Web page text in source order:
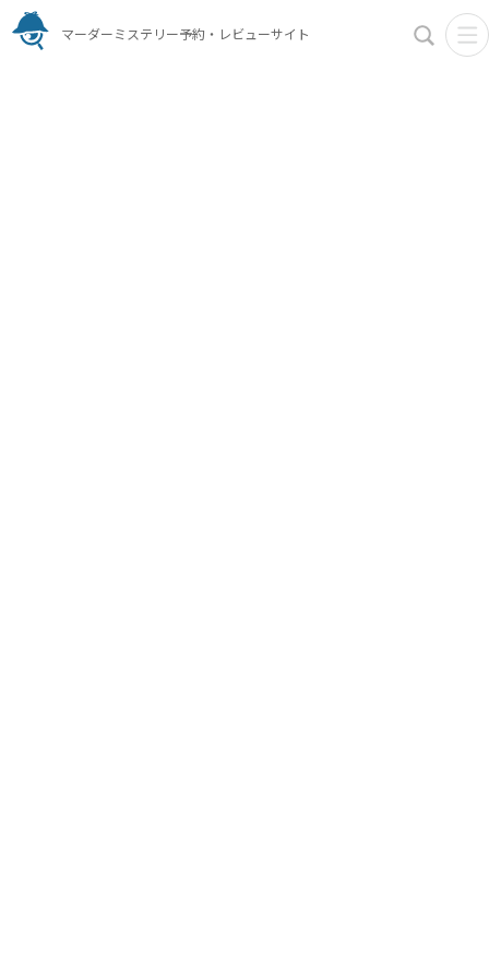
マーダーミステリー予約・レビューサイト